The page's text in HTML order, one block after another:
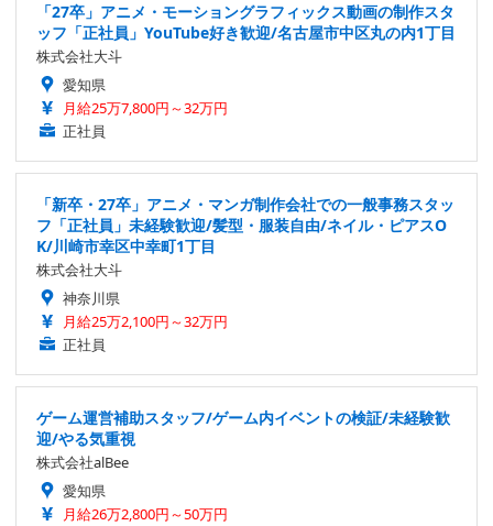
「27卒」アニメ・モーショングラフィックス動画の制作スタ
ッフ「正社員」YouTube好き歓迎/名古屋市中区丸の内1丁目
株式会社大斗
愛知県
月給25万7,800円～32万円
正社員
「新卒・27卒」アニメ・マンガ制作会社での一般事務スタッ
フ「正社員」未経験歓迎/髪型・服装自由/ネイル・ピアスO
K/川崎市幸区中幸町1丁目
株式会社大斗
神奈川県
月給25万2,100円～32万円
正社員
ゲーム運営補助スタッフ/ゲーム内イベントの検証/未経験歓
迎/やる気重視
株式会社alBee
愛知県
月給26万2,800円～50万円